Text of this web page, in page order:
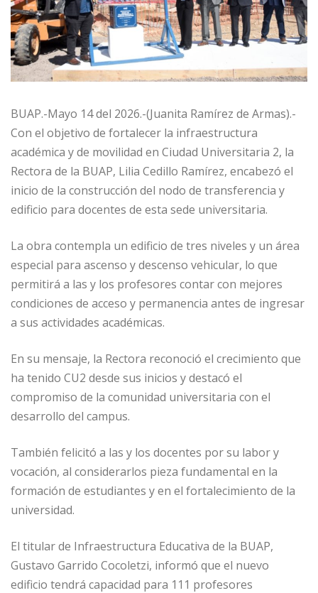
BUAP.-Mayo 14 del 2026.-(Juanita Ramírez de Armas).-
Con el objetivo de fortalecer la infraestructura
académica y de movilidad en Ciudad Universitaria 2, la
Rectora de la BUAP, Lilia Cedillo Ramírez, encabezó el
inicio de la construcción del nodo de transferencia y
edificio para docentes de esta sede universitaria.
La obra contempla un edificio de tres niveles y un área
especial para ascenso y descenso vehicular, lo que
permitirá a las y los profesores contar con mejores
condiciones de acceso y permanencia antes de ingresar
a sus actividades académicas.
En su mensaje, la Rectora reconoció el crecimiento que
ha tenido CU2 desde sus inicios y destacó el
compromiso de la comunidad universitaria con el
desarrollo del campus.
También felicitó a las y los docentes por su labor y
vocación, al considerarlos pieza fundamental en la
formación de estudiantes y en el fortalecimiento de la
universidad.
El titular de Infraestructura Educativa de la BUAP,
Gustavo Garrido Cocoletzi, informó que el nuevo
edificio tendrá capacidad para 111 profesores